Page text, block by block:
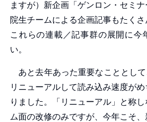
ますが）新企画「ゲンロン・セミ
院生チームによる企画記事もたくさ
これらの連載／記事群の展開に今
い。
あと去年あった重要なこととして
リニューアルして読み込み速度が
りました。「リニューアル」と称
ム面の改修のみですが、今年こそ